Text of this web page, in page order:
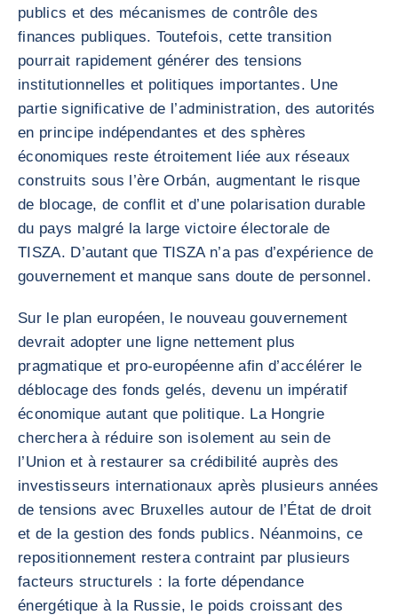
publics et des mécanismes de contrôle des
finances publiques. Toutefois, cette transition
pourrait rapidement générer des tensions
institutionnelles et politiques importantes. Une
partie significative de l’administration, des autorités
en principe indépendantes et des sphères
économiques reste étroitement liée aux réseaux
construits sous l’ère Orbán, augmentant le risque
de blocage, de conflit et d’une polarisation durable
du pays malgré la large victoire électorale de
TISZA. D’autant que TISZA n’a pas d’expérience de
gouvernement et manque sans doute de personnel.
Sur le plan européen, le nouveau gouvernement
devrait adopter une ligne nettement plus
pragmatique et pro-européenne afin d’accélérer le
déblocage des fonds gelés, devenu un impératif
économique autant que politique. La Hongrie
cherchera à réduire son isolement au sein de
l’Union et à restaurer sa crédibilité auprès des
investisseurs internationaux après plusieurs années
de tensions avec Bruxelles autour de l’État de droit
et de la gestion des fonds publics. Néanmoins, ce
repositionnement restera contraint par plusieurs
facteurs structurels : la forte dépendance
énergétique à la Russie, le poids croissant des